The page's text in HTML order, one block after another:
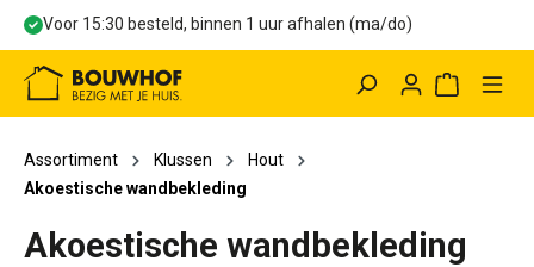
Voor 15:30 besteld, binnen 1 uur afhalen (ma/do)
Assortiment Klussen
Hout
Akoestische wandbekleding
Akoestische wandbekleding